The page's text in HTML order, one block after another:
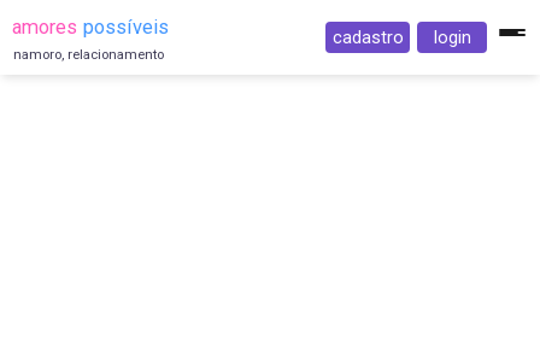
amores possíveis
namoro, relacionamento
cadastro login